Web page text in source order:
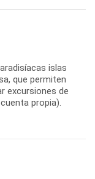
islas
que permiten
excursiones de
propia).